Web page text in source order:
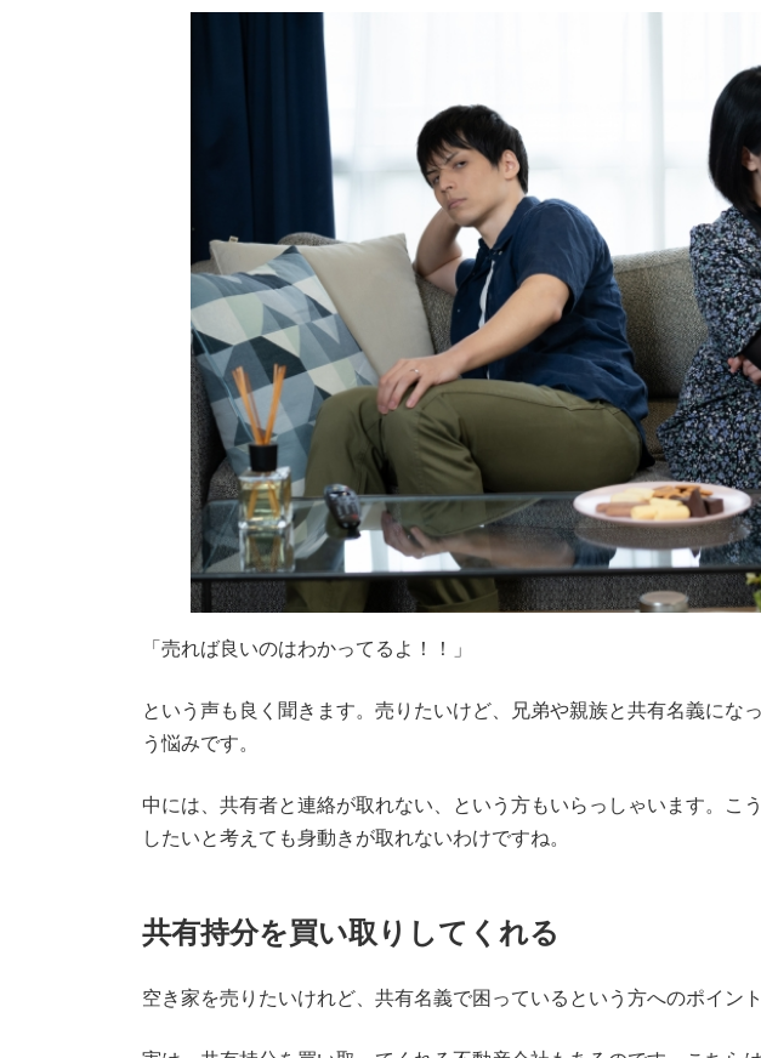
「売れば良いのはわかってるよ！！」
という声も良く聞きます。売りたいけど、兄弟や親族と共有名義にな
う悩みです。
中には、共有者と連絡が取れない、という方もいらっしゃいます。こ
したいと考えても身動きが取れないわけですね。
共有持分を買い取りしてくれる
空き家を売りたいけれど、共有名義で困っているという方へのポイント